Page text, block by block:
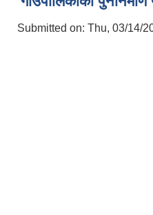
Submitted on: Thu, 03/14/